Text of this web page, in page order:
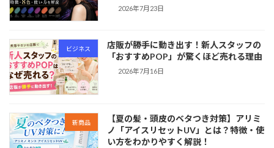
2026年7月23日
ビジネス
店販が勝手に動き出す！新人スタッフの
「おすすめPOP」が驚くほど売れる理由
2026年7月16日
新商品
【夏の髪・頭皮のベタつき対策】アリミ
ノ「アイスリセットUV」とは？特徴・使
い方をわかりやすく解説！